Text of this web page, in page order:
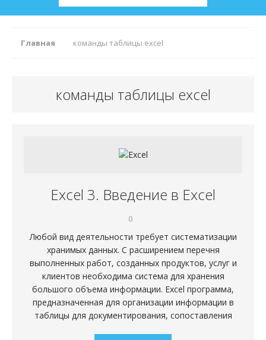
Главная команды таблицы excel
команды таблицы excel
Excel 3. Введение в Excel
0
Любой вид деятельности требует систематизации
хранимых данных. С расширением перечня
выполненных работ, созданных продуктов, услуг и
клиентов необходима система для хранения
большого объема информации. Excel программа,
предназначенная для организации информации в
таблицы для документирования, сопоставления